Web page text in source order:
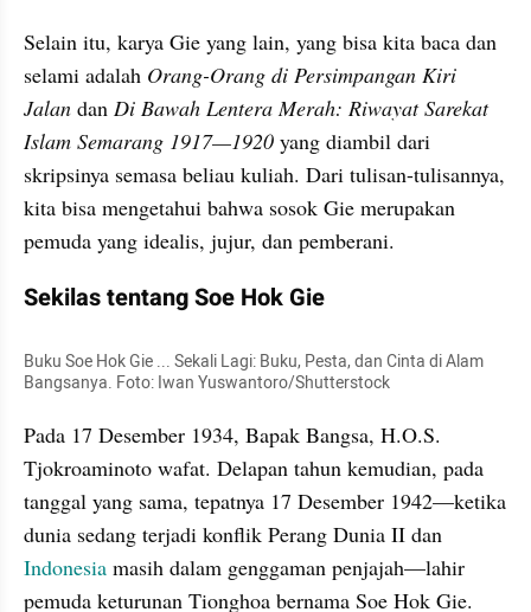
Selain itu, karya Gie yang lain, yang bisa kita baca dan
selami adalah Orang-Orang di Persimpangan Kiri
Jalan dan Di Bawah Lentera Merah: Riwayat Sarekat
Islam Semarang 1917—1920 yang diambil dari
skripsinya semasa beliau kuliah. Dari tulisan-tulisannya,
kita bisa mengetahui bahwa sosok Gie merupakan
pemuda yang idealis, jujur, dan pemberani.
Sekilas tentang Soe Hok Gie
Buku Soe Hok Gie ... Sekali Lagi: Buku, Pesta, dan Cinta di Alam
Bangsanya. Foto: Iwan Yuswantoro/Shutterstock
Pada 17 Desember 1934, Bapak Bangsa, H.O.S.
Tjokroaminoto wafat. Delapan tahun kemudian, pada
tanggal yang sama, tepatnya 17 Desember 1942—ketika
Indonesia masih dalam genggaman penjajah—lahir
pemuda keturunan Tionghoa bernama Soe Hok Gie.